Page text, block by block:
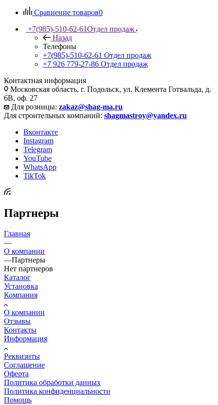
Сравнение товаров0
+7(985)-510-62-61Отдел продаж
Назад
Телефоны
+7(985)-510-62-61 Отдел продаж
‪+7 926 779-27-86‬ Отдел продаж
Контактная информация
Московская область, г. Подольск, ул. Клемента Готвальда, д.
6В, оф. 27
Для розницы: zakaz@shag-ma.ru
Для строительных компаний: shagmastroy@yandex.ru
Вконтакте
Instagram
Telegram
YouTube
WhatsApp
TikTok
Партнеры
Главная
—
О компании
—Партнеры
Нет партнеров
Каталог
Установка
Компания
О компании
Отзывы
Контакты
Информация
Реквизиты
Соглашение
Оферта
Политика обработки данных
Политика конфиденциальности
Помощь